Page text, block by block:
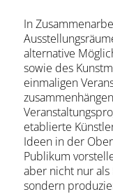
In
alternative
sowie des
einmaligen
etablierte
Ideen in der
Publikum
aber nicht nur als
sondern